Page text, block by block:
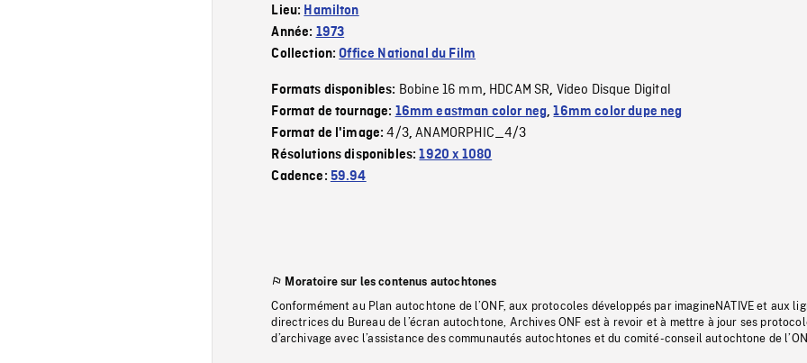
Lieu: Hamilton
Année: 1973
Collection:Office National du Film
Formats disponibles: Bobine 16 mm, HDCAM SR, Video Disque Digital
Format de tournage: 16mm eastman color neg,16mm color dupe neg
Format de l'image:4/3,ANAMORPHIC_4/3
Résolutions disponibles:1920 x 1080
Cadence: 59.94
Moratoire sur les contenus autochtones
Conformément au Plan autochtone de l’ONF, aux protocoles développés par imagineNATIVE et aux
directrices du Bureau de l’écran autochtone, Archives ONF est à revoir et à mettre à jour ses
d’archivage avec l’assistance des communautés autochtones et du comité-conseil autochtone de